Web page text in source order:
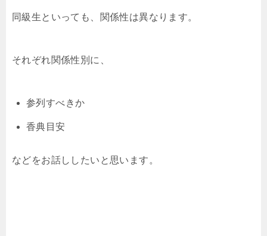
同級生といっても、関係性は異なります。
それぞれ関係性別に、
参列すべきか
香典目安
などをお話ししたいと思います。